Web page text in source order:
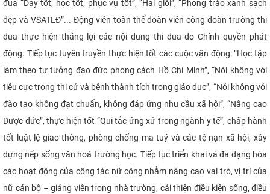
đua “Dạy tốt, học tốt, phục vụ tốt”, “Hai giỏi”, “Phong trào xanh sạch
đẹp và VSATLĐ”... Động viên toàn thể đoàn viên công đoàn trường thi
đua thực hiện thắng lợi các nội dung thi đua do Chính quyền phát
động. Tiếp tục tuyên truyền thực hiện tốt các cuộc vận động: “Học tập
làm theo tư tưởng đạo đức phong cách Hồ Chí Minh”, “Nói không với
tiêu cực trong thi cử và bệnh thành tích trong giáo dục”, “Nói không với
đào tạo không đạt chuẩn, không đáp ứng nhu cầu xã hội”, “Nâng cao
Dược đức”, thực hiện tốt “Qui tắc ứng xử trong ngành y tế”, chấp hành
tốt luật lệ giao thông, phòng chống ma tuý và các tệ nạn xã hội, xây
dựng nếp sống văn hoá trường học. Tiếp tục triển khai và đa dạng hóa
các hoạt động của công tác nữ công nhằm nâng cao vai trò, vị trí của
nữ cán bộ – giảng viên trong nhà trường, cải thiện điều kiện sống, điều